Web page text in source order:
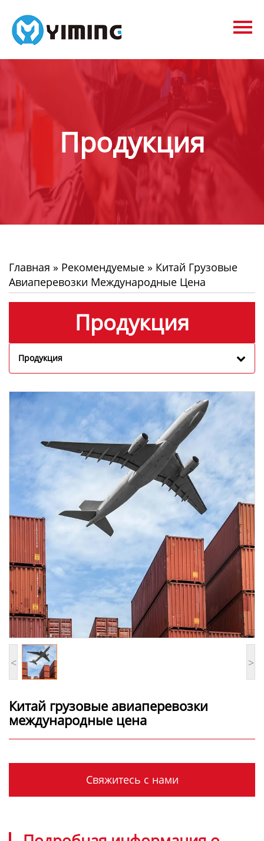
Tags
видео
О нас
Продукция
Главная » Рекомендуемые » Китай Грузовые
Авиаперевозки Международные Цена
Продукция
Продукция
< >
Китай грузовые авиаперевозки
международные цена
Свяжитесь с нами